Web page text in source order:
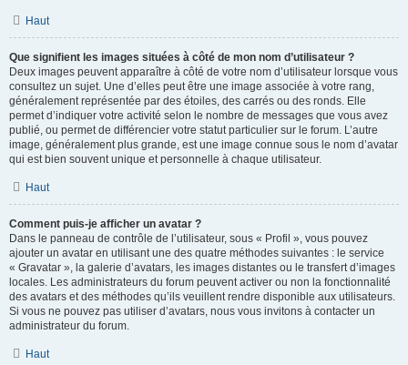
Haut
Que signifient les images situées à côté de mon nom d’utilisateur ?
Deux images peuvent apparaître à côté de votre nom d’utilisateur lorsque vous
consultez un sujet. Une d’elles peut être une image associée à votre rang,
généralement représentée par des étoiles, des carrés ou des ronds. Elle
permet d’indiquer votre activité selon le nombre de messages que vous avez
publié, ou permet de différencier votre statut particulier sur le forum. L’autre
image, généralement plus grande, est une image connue sous le nom d’avatar
qui est bien souvent unique et personnelle à chaque utilisateur.
Haut
Comment puis-je afficher un avatar ?
Dans le panneau de contrôle de l’utilisateur, sous « Profil », vous pouvez
ajouter un avatar en utilisant une des quatre méthodes suivantes : le service
« Gravatar », la galerie d’avatars, les images distantes ou le transfert d’images
locales. Les administrateurs du forum peuvent activer ou non la fonctionnalité
des avatars et des méthodes qu’ils veuillent rendre disponible aux utilisateurs.
Si vous ne pouvez pas utiliser d’avatars, nous vous invitons à contacter un
administrateur du forum.
Haut